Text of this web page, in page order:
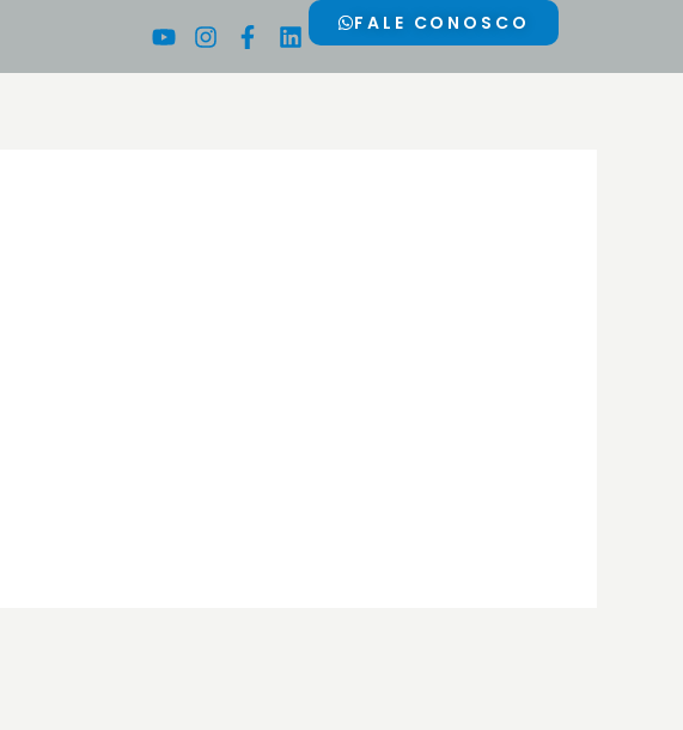
Youtube
Instagram
Facebook-
f
LinkedinFALE CONOSCO